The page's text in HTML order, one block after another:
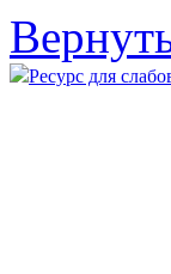
Ресурс для